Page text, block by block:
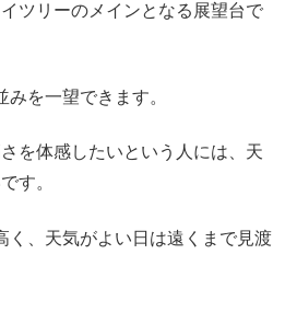
ツリーのメインとなる展望台で
を一望できます。
を体感したいという人には、天
す。
く、天気がよい日は遠くまで見渡